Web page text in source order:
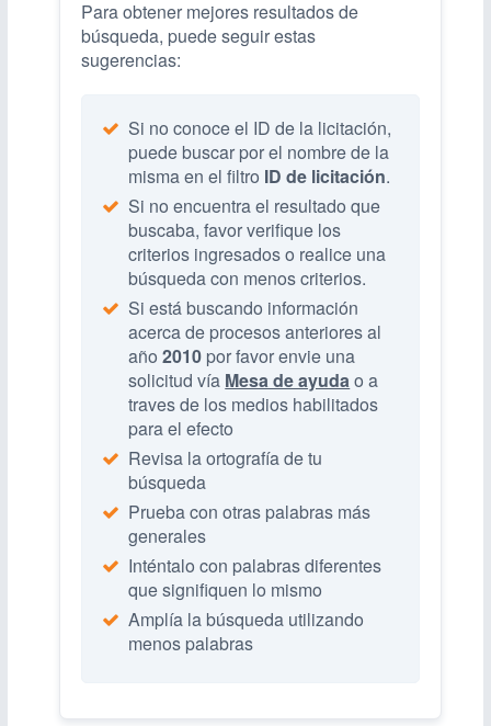
Para obtener mejores resultados de
búsqueda, puede seguir estas
sugerencias:
Si no conoce el ID de la licitación,
puede buscar por el nombre de la
misma en el filtro ID de licitación.
Si no encuentra el resultado que
buscaba, favor verifique los
criterios ingresados o realice una
búsqueda con menos criterios.
Si está buscando información
acerca de procesos anteriores al
año2010 por favor envie una
solicitud vía Mesa de ayudao a
traves de los medios habilitados
para el efecto
Revisa la ortografía de tu
búsqueda
Prueba con otras palabras más
generales
Inténtalo con palabras diferentes
que signifiquen lo mismo
Amplía la búsqueda utilizando
menos palabras